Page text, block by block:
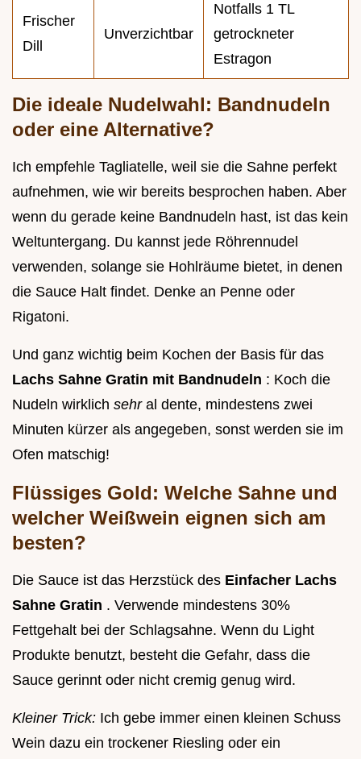
Frischer
Dill
Unverzichtbar
Notfalls 1 TL
getrockneter
Estragon
Die ideale Nudelwahl: Bandnudeln
oder eine Alternative?
Ich empfehle Tagliatelle, weil sie die Sahne perfekt
aufnehmen, wie wir bereits besprochen haben. Aber
wenn du gerade keine Bandnudeln hast, ist das kein
Weltuntergang. Du kannst jede Röhrennudel
verwenden, solange sie Hohlräume bietet, in denen
die Sauce Halt findet. Denke an Penne oder
Rigatoni.
Und ganz wichtig beim Kochen der Basis für das
Lachs Sahne Gratin mit Bandnudeln : Koch die
Nudeln wirklich sehr al dente, mindestens zwei
Minuten kürzer als angegeben, sonst werden sie im
Ofen matschig!
Flüssiges Gold: Welche Sahne und
welcher Weißwein eignen sich am
besten?
Die Sauce ist das Herzstück des Einfacher Lachs
Sahne Gratin . Verwende mindestens 30%
Fettgehalt bei der Schlagsahne. Wenn du Light
Produkte benutzt, besteht die Gefahr, dass die
Sauce gerinnt oder nicht cremig genug wird.
Kleiner Trick: Ich gebe immer einen kleinen Schuss
Wein dazu ein trockener Riesling oder ein